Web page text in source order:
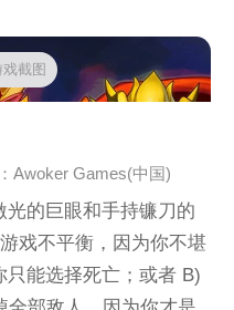
戏截图
Awoker Games(中国)
的巨眼和手持镰刀的
能选择死亡；或者 B)